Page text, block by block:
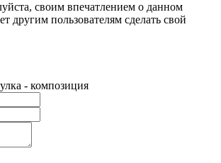
своим впечатлением о данном
другим пользователям сделать свой
- композиция